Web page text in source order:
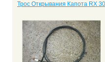
Трос Открывания Капота RX